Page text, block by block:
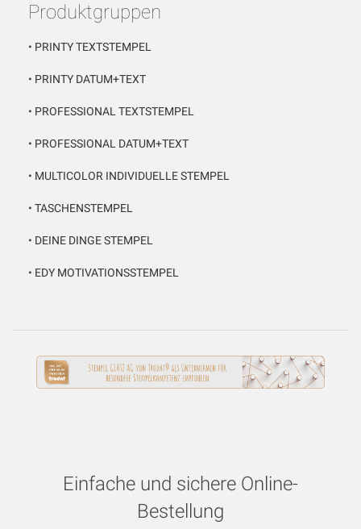
Produktgruppen
• PRINTY TEXTSTEMPEL
• PRINTY DATUM+TEXT
• PROFESSIONAL TEXTSTEMPEL
• PROFESSIONAL DATUM+TEXT
• MULTICOLOR INDIVIDUELLE STEMPEL
• TASCHENSTEMPEL
• DEINE DINGE STEMPEL
• EDY MOTIVATIONSSTEMPEL
Einfache und sichere Online-
Bestellung